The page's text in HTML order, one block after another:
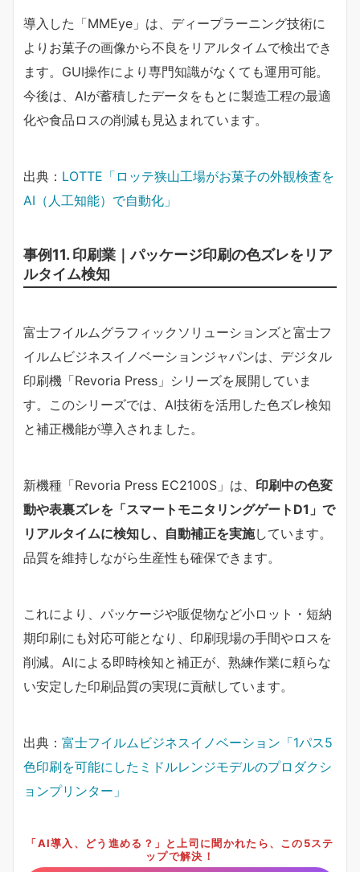
導入した「MMEye」は、ディープラーニング技術に
よりお菓子の画像から不良をリアルタイムで検出でき
ます。GUI操作により専門知識がなくても運用可能。
今後は、AIが蓄積したデータをもとに製造工程の最適
化や食品ロスの削減も見込まれています。
出典： LOTTE「ロッテ狭山工場がお菓子の外観検査を
AI（人工知能）で自動化」
事例11. 印刷業｜パッケージ印刷の色ズレをリア
ルタイム検知
富士フイルムグラフィックソリューションズと富士フ
イルムビジネスイノベーションジャパンは、デジタル
印刷機「Revoria Press」シリーズを展開していま
す。このシリーズでは、AI技術を活用した色ズレ検知
と補正機能が導入されました。
新機種「Revoria Press EC2100S」は、 印刷中の色変
動や表裏ズレを「スマートモニタリングゲートD1」で
リアルタイムに検知し、自動補正を実施しています。
品質を維持しながら生産性も確保できます。
これにより、パッケージや販促物など小ロット・短納
期印刷にも対応可能となり、印刷現場の手間やロスを
削減。AIによる即時検知と補正が、熟練作業に頼らな
い安定した印刷品質の実現に貢献しています。
出典： 富士フイルムビジネスイノベーション「1パス5
色印刷を可能にしたミドルレンジモデルのプロダクシ
ョンプリンター」
「AI導入、どう進める？」と上司に聞かれたら、この5ステ
ップで解決！